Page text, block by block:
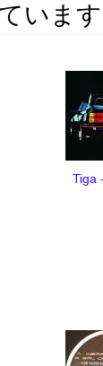
います
Tiga